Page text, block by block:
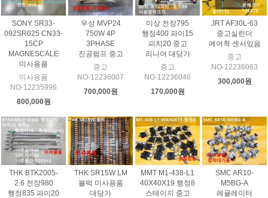
SONY SR33-
092SR025 CN33-
15CP
MAGNESCALE
미사용품
미사용품
NO-12235996
800,000원
우성 MVP24
750W 4P
3PHASE
진공펌프 중고
중고
NO-12236007
700,000원
미상 전장795
행정400 파이15
피치20 중고
리니어 대당가
중고
NO-12236046
170,000원
JRT AF30L-63
중고실린더
에어척 센서있음
중고
NO-12236063
300,000원
THK BTK2005-
2.6 전장980
행정835 파이20
THK SR15W LM
블럭 미사용품
대당가
MMT M1-438-L1
40X40X19 행정8
스테이지 중고
SMC AR10-
M5BG-A
레귤레이터